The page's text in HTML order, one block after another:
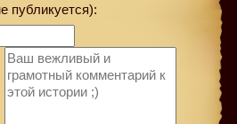
публикуется):